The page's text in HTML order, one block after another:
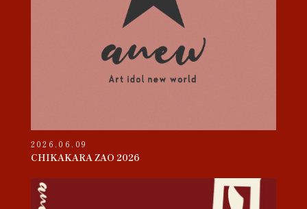
2026.06.09
CHIKAKARA ZAO 2026